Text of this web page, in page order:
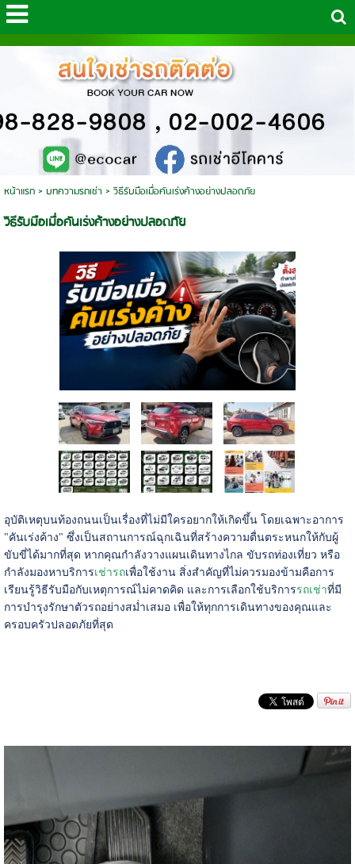
หน้าแรก> บทความรถเช่า > วิธีรับมือเมื่อคันเร่งค้างอย่างปลอดภัย
วิธีรับมือเมื่อคันเร่งค้างอย่างปลอดภัย
อุบัติเหตุบนท้องถนนเป็นเรื่องที่ไม่มีใครอยากให้เกิดขึ้น โดยเฉพาะอาการ
"คันเร่งค้าง" ซึ่งเป็นสถานการณ์ฉุกเฉินที่สร้างความตื่นตระหนกให้กับผู้
ขับขี่ได้มากที่สุด หากคุณกำลังวางแผนเดินทางไกล ขับรถท่องเที่ยว หรือ
กำลังมองหาบริการเช่ารถเพื่อใช้งาน สิ่งสำคัญที่ไม่ควรมองข้ามคือการ
เรียนรู้วิธีรับมือกับเหตุการณ์ไม่คาดคิด และการเลือกใช้บริการรถเช่าที่มี
การบำรุงรักษาตัวรถอย่างสม่ำเสมอ เพื่อให้ทุกการเดินทางของคุณและ
ครอบครัวปลอดภัยที่สุด